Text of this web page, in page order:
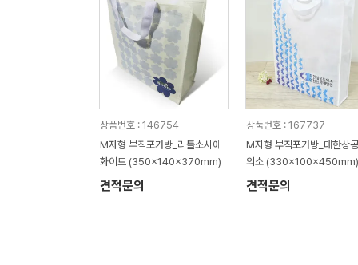
상품번호 : 146754
M자형 부직포가방_리틀소시에
화이트 (350x140x370mm)
견적문의
상품번호 : 167737
M자형 부직포가방_대한상
의소 (330x100x450mm)
견적문의